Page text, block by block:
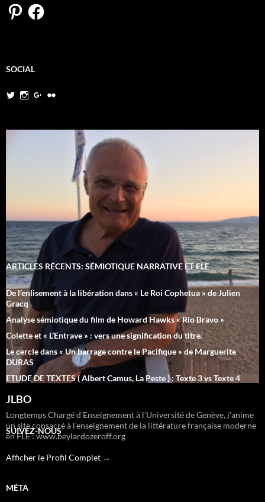
PinterestFacebook
SOCIAL
TwitterInstagram
Google+
JLBO
Longtemps Chargé d'Enseignement à l'Université de Genève, j'anime
un site consacré à l'enseignement de la littérature française moderne
en FLE : www.beylardozeroff.org
Afficher le Profil Complet →
ARTICLES RÉCENTS: SÉMIOTIQUE NARRATIVE ET FLE
De l’enlisement à la libération dans « Le Roi Cophetua » de Julien
Gracq
Analyse sémiotique du film de Howard Hawks « Rio Bravo »
Colette et « L’Entrave » : vers une signification du titre.
Le cercle dans « Un barrage contre le Pacifique » de Marguerite
DURAS
ETUDE DE TEXTES ( Albert Camus, La Peste ) : Texte 3 vs Texte 4
SUIVEZ-NOUS
MÉTA